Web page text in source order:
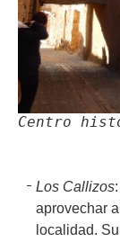
Centro
Los Callizos
aprovechar
localidad.